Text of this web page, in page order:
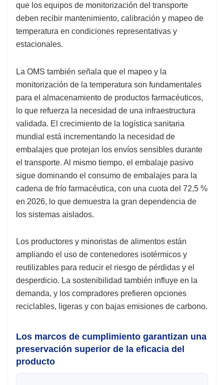
que los equipos de monitorización del transporte
deben recibir mantenimiento, calibración y mapeo de
temperatura en condiciones representativas y
estacionales.
La OMS también señala que el mapeo y la
monitorización de la temperatura son fundamentales
para el almacenamiento de productos farmacéuticos,
lo que refuerza la necesidad de una infraestructura
validada. El crecimiento de la logística sanitaria
mundial está incrementando la necesidad de
embalajes que protejan los envíos sensibles durante
el transporte. Al mismo tiempo, el embalaje pasivo
sigue dominando el consumo de embalajes para la
cadena de frío farmacéutica, con una cuota del 72,5 %
en 2026, lo que demuestra la gran dependencia de
los sistemas aislados.
Los productores y minoristas de alimentos están
ampliando el uso de contenedores isotérmicos y
reutilizables para reducir el riesgo de pérdidas y el
desperdicio. La sostenibilidad también influye en la
demanda, y los compradores prefieren opciones
reciclables, ligeras y con bajas emisiones de carbono.
Los marcos de cumplimiento garantizan una
preservación superior de la eficacia del
producto